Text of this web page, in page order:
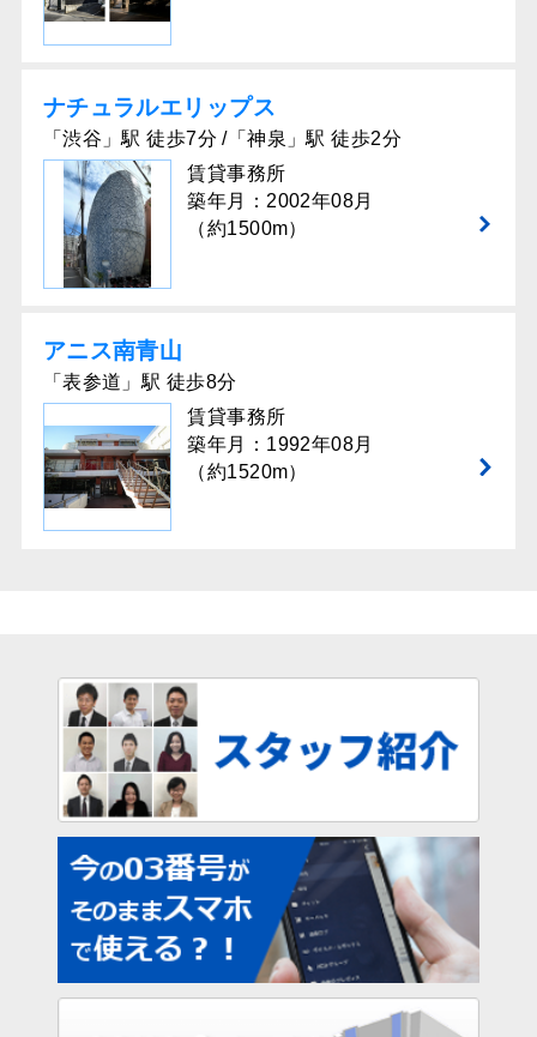
ナチュラルエリップス
「渋谷」駅 徒歩7分 /「神泉」駅 徒歩2分
賃貸事務所
築年月：2002年08月
（約1500m）
アニス南青山
「表参道」駅 徒歩8分
賃貸事務所
築年月：1992年08月
（約1520m）